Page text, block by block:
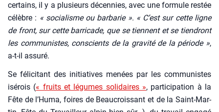
cer­tains, il y a plu­sieurs décen­nies, avec une for­mule res­tée
célèbre : « socia­lisme ou bar­ba­rie ». « C’est sur cette ligne
de front, sur cette bar­ri­cade, que se tiennent et se tien­dront
les com­mu­nistes, conscients de la gra­vi­té de la période »,
a‑t-il assu­ré.
Se féli­ci­tant des ini­tia­tives menées par les com­mu­nistes
isé­rois (« fruits et légumes soli­daires », par­ti­ci­pa­tion à la
Fête de l’Hu­ma, foires de Beau­crois­sant et de la Saint-Mar­